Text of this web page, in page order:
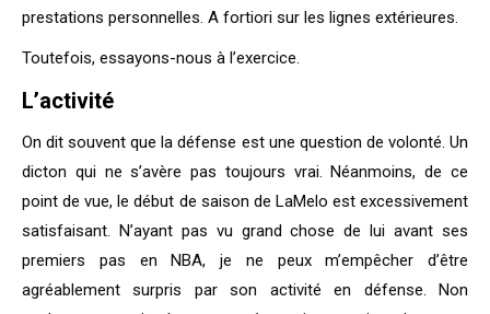
prestations personnelles. A fortiori sur les lignes extérieures.
Toutefois, essayons-nous à l’exercice.
L’activité
On dit souvent que la défense est une question de volonté. Un
dicton qui ne s’avère pas toujours vrai. Néanmoins, de ce
point de vue, le début de saison de LaMelo est excessivement
satisfaisant. N’ayant pas vu grand chose de lui avant ses
premiers pas en NBA, je ne peux m’empêcher d’être
agréablement surpris par son activité en défense. Non